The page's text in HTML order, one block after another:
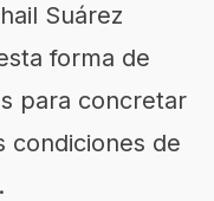
Suárez
forma de
para concretar
condiciones de